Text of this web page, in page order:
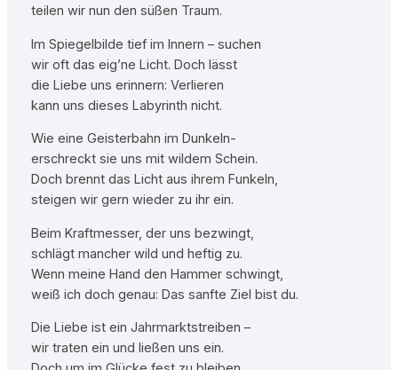
teilen wir nun den süßen Traum.
Im Spiegelbilde tief im Innern – suchen
wir oft das eig’ne Licht. Doch lässt
die Liebe uns erinnern: Verlieren
kann uns dieses Labyrinth nicht.
Wie eine Geisterbahn im Dunkeln-
erschreckt sie uns mit wildem Schein.
Doch brennt das Licht aus ihrem Funkeln,
steigen wir gern wieder zu ihr ein.
Beim Kraftmesser, der uns bezwingt,
schlägt mancher wild und heftig zu.
Wenn meine Hand den Hammer schwingt,
weiß ich doch genau: Das sanfte Ziel bist du.
Die Liebe ist ein Jahrmarktstreiben –
wir traten ein und ließen uns ein.